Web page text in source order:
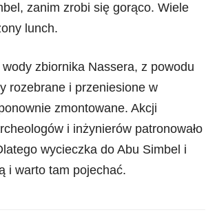
zanim zrobi się gorąco. Wiele
lunch.
zbiornika Nassera, z powodu
rozebrane i przeniesione w
zmontowane. Akcji
i inżynierów patronowało
wycieczka do Abu Simbel i
i warto tam pojechać.